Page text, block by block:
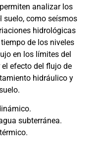
analizar los
suelo, como seísmos
hidrológicas
de los niveles
en los límites del
efecto del flujo de
hidráulico y
subterránea.